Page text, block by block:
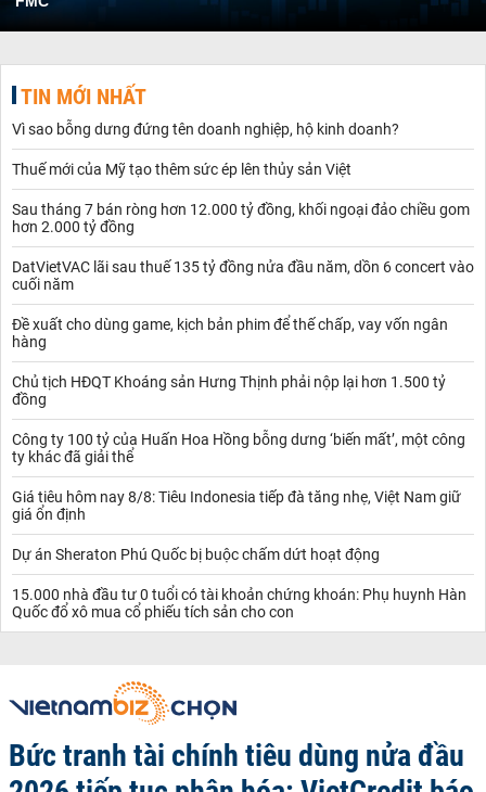
TIN MỚI NHẤT
Vì sao bỗng dưng đứng tên doanh nghiệp, hộ kinh doanh?
Thuế mới của Mỹ tạo thêm sức ép lên thủy sản Việt
Sau tháng 7 bán ròng hơn 12.000 tỷ đồng, khối ngoại đảo chiều gom
hơn 2.000 tỷ đồng
DatVietVAC lãi sau thuế 135 tỷ đồng nửa đầu năm, dồn 6 concert vào
cuối năm
Đề xuất cho dùng game, kịch bản phim để thế chấp, vay vốn ngân
hàng
Chủ tịch HĐQT Khoáng sản Hưng Thịnh phải nộp lại hơn 1.500 tỷ
đồng
Công ty 100 tỷ của Huấn Hoa Hồng bỗng dưng ‘biến mất’, một công
ty khác đã giải thể
Giá tiêu hôm nay 8/8: Tiêu Indonesia tiếp đà tăng nhẹ, Việt Nam giữ
giá ổn định
Dự án Sheraton Phú Quốc bị buộc chấm dứt hoạt động
15.000 nhà đầu tư 0 tuổi có tài khoản chứng khoán: Phụ huynh Hàn
Quốc đổ xô mua cổ phiếu tích sản cho con
Bức tranh tài chính tiêu dùng nửa đầu